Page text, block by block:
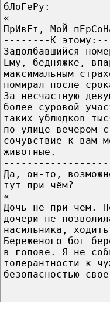
бЛоГеРу:
«
ПрИвЕт, МоЙ
--------К
Задолбавшийся
Ему, бедняжке,
максимальным
помирал после
За несчастную
более суровой
таких ублюдков
по улице вечером
сочувствие к вам
животные.
Да, он-то,
тут при чём?
«
Дочь не при чем.
дочери не
насильника,
Береженого бог
в голове. Я не
толерантности к
безопасностью